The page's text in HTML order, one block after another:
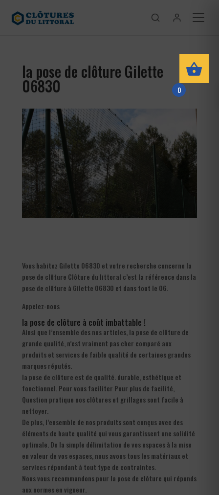
la pose de clôture Gilette
06830
Vous habitez Gilette 06830 et votre recherche concerne la
pose de clôture Clôture du littoral c’est la référence dans la
pose de clôture à Gilette 06830 et dans tout le 06.
Appelez-nous
la pose de clôture à coût imbattable !
Ainsi que l’ensemble des nos articles, la pose de clôture de
grande qualité, n’est vraiment pas cher comparé aux
produits et services de faible qualité de certaines grandes
marques réputés.
la pose de clôture est de qualité. durable, esthétique et
fonctionnel. Pour vous faciliter Pour plus de facilité,
Question pratique nos clôtures et grillages sont facile à
nettoyer.
De plus, l’ensemble de nos produits sont conçus avec des
éléments de haute qualité qui vous garantissent une solidité
optimale. De la simple délimitation de vos espaces à la mise
en valeur de vos espaces, nous avons tous les matériaux et
services répondant à tout type de contraintes.
Nous vous recommandons pour la pose de clôture qui réponds
aux normes en vigueur.
0